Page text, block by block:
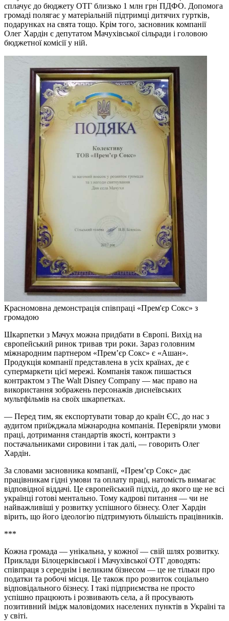
сплачує до бюджету ОТГ близько 1 млн грн ПДФО. Допомога
громаді полягає у матеріальній підтримці дитячих гуртків,
подарунках на свята тощо. Крім того, засновник компанії
Олег Хардін є депутатом Мачухівської сільради і головою
бюджетної комісії у ній.
Красномовна демонстрація співпраці «Прем'єр Сокс» з
громадою
Шкарпетки з Мачух можна придбати в Європі. Вихід на
європейський ринок тривав три роки. Зараз головним
міжнародним партнером «Прем’єр Сокс» є «Ашан».
Продукція компанії представлена в усіх країнах, де є
супермаркети цієї мережі. Компанія також пишається
контрактом з The Walt Disney Company — має право на
використання зображень персонажів диснеївських
мультфільмів на своїх шкарпетках.
— Перед тим, як експортувати товар до країн ЄС, до нас з
аудитом приїжджала міжнародна компанія. Перевіряли умови
праці, дотримання стандартів якості, контракти з
постачальниками сировини і так далі, — говорить Олег
Хардін.
За словами засновника компанії, «Прем’єр Сокс» дає
працівникам гідні умови та оплату праці, натомість вимагає
відповідної віддачі. Це європейський підхід, до якого ще не всі
українці готові ментально. Тому кадрові питання — чи не
найважливіші у розвитку успішного бізнесу. Олег Хардін
вірить, що його ідеологію підтримують більшість працівників.
***
Кожна громада — унікальна, у кожної — свій шлях розвитку.
Приклади Білоцерківської і Мачухівської ОТГ доводять:
співпраця з середнім і великим бізнесом — це не тільки про
податки та робочі місця. Це також про розвиток соціально
відповідального бізнесу. І такі підприємства не просто
успішно працюють і розвивають села, а й просувають
позитивний імідж маловідомих населених пунктів в Україні та
у світі.